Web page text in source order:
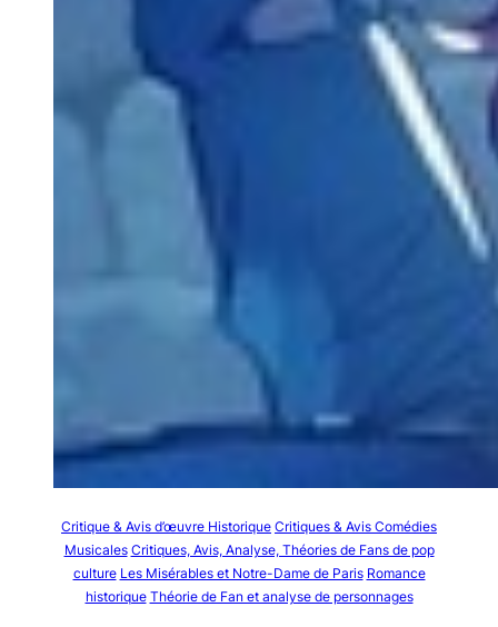
Critique & Avis d’œuvre Historique Critiques & Avis Comédies
Musicales Critiques, Avis, Analyse, Théories de Fans de pop
culture Les Misérables et Notre-Dame de Paris Romance
historique Théorie de Fan et analyse de personnages